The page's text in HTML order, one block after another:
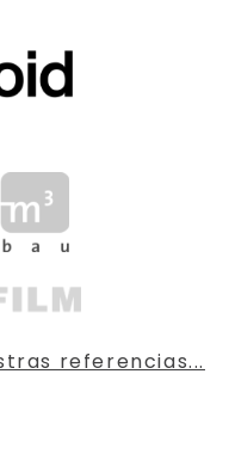
referencias...